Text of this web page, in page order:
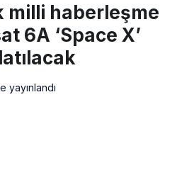
milli haberleşme
6A ‘Space X’
yayınlandı